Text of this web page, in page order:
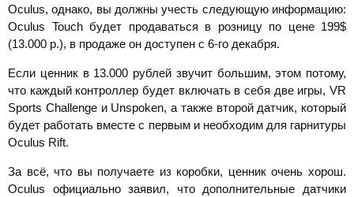
Oculus, однако, вы должны учесть следующую информацию:
Oculus Touch будет продаваться в розницу по цене 199$
(13.000 р.), в продаже он доступен с 6-го декабря.
Если ценник в 13.000 рублей звучит большим, этом потому,
что каждый контроллер будет включать в себя две игры, VR
Sports Challenge и Unspoken, а также второй датчик, который
будет работать вместе с первым и необходим для гарнитуры
Oculus Rift.
За всё, что вы получаете из коробки, ценник очень хорош.
Oculus официально заявил, что дополнительные датчики